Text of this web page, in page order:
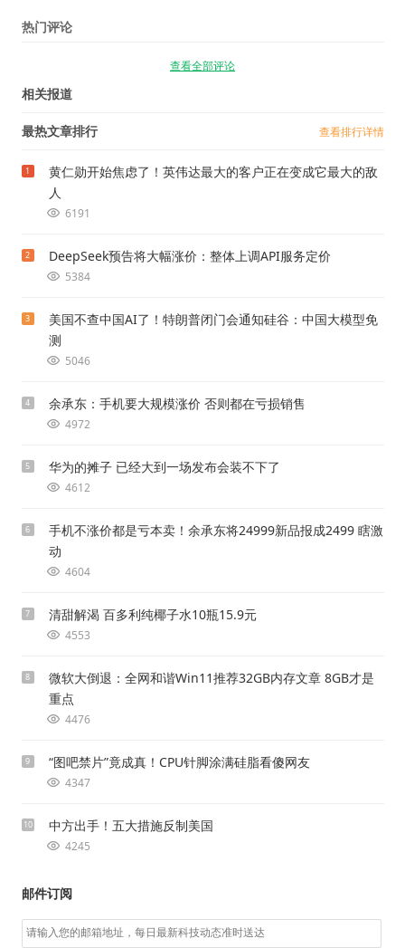
热门评论
查看全部评论
相关报道
最热文章排行 查看排行详情
1
黄仁勋开始焦虑了！英伟达最大的客户正在变成它最大的敌
人
6191
2 DeepSeek预告将大幅涨价：整体上调API服务定价
5384
3
美国不查中国AI了！特朗普闭门会通知硅谷：中国大模型免
测
5046
4 余承东：手机要大规模涨价 否则都在亏损销售
4972
5 华为的摊子 已经大到一场发布会装不下了
4612
6
手机不涨价都是亏本卖！余承东将24999新品报成2499 瞎激
动
4604
7 清甜解渴 百多利纯椰子水10瓶15.9元
4553
8
微软大倒退：全网和谐Win11推荐32GB内存文章 8GB才是
重点
4476
9 “图吧禁片”竟成真！CPU针脚涂满硅脂看傻网友
4347
10 中方出手！五大措施反制美国
4245
邮件订阅